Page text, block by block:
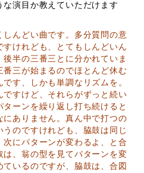
演目か教えていただけます
んどい曲です。多分質問の意
けれども、とてもしんどいん
半の三番三とに分かれていま
三が始まるのでほとんど休む
す、しかも単調なリズムを。
すけど、それらがずっと続い
ーンを繰り返し打ち続けると
ありません。真ん中で打つの
のですけれども、脇鼓は同じ
にパターンが変わるよ、と合
は、翁の型を見てパターンを変
いるのですが、脇鼓は、合図